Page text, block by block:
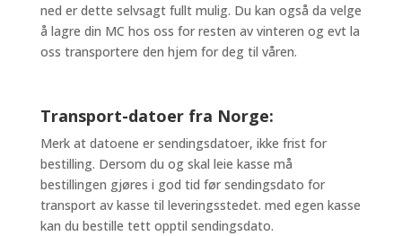
ned er dette selvsagt fullt mulig. Du kan også da velge
å lagre din MC hos oss for resten av vinteren og evt la
oss transportere den hjem for deg til våren.
Transport-datoer fra Norge:
Merk at datoene er sendingsdatoer, ikke frist for
bestilling. Dersom du og skal leie kasse må
bestillingen gjøres i god tid før sendingsdato for
transport av kasse til leveringsstedet. med egen kasse
kan du bestille tett opptil sendingsdato.